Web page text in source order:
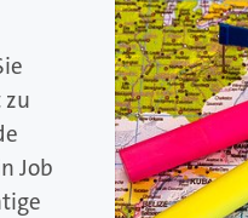
Job